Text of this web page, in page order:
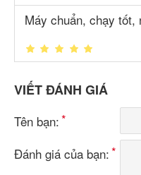
Máy chuẩn, chạy tốt,
VIẾT ĐÁNH GIÁ
Tên bạn:
Đánh giá của bạn: